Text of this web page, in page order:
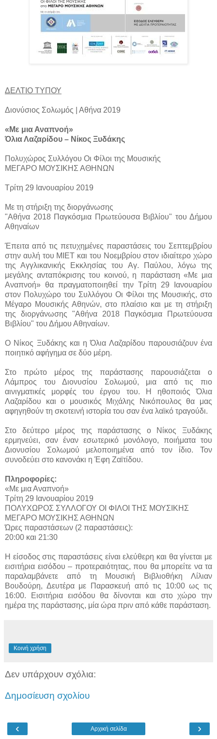
ΔΕΛΤΙΟ ΤΥΠΟΥ
Διονύσιος Σολωμός | Αθήνα 2019
«Με μια Αναπνοή»
Όλια Λαζαρίδου – Νίκος Ξυδάκης
Πολυχώρος Συλλόγου Οι Φίλοι της Μουσικής
ΜΕΓΑΡΟ ΜΟΥΣΙΚΗΣ ΑΘΗΝΩΝ
Τρίτη 29 Ιανουαρίου 2019
Με τη στήριξη της διοργάνωσης
"Αθήνα 2018 Παγκόσμια Πρωτεύουσα Βιβλίου" του Δήμου
Αθηναίων
Έπειτα από τις πετυχημένες παραστάσεις του Σεπτεμβρίου
στην αυλή του ΜΙΕΤ και του Νοεμβρίου στον ιδιαίτερο χώρο
της Αγγλικανικής Εκκλησίας του Αγ. Παύλου, λόγω της
μεγάλης ανταπόκρισης του κοινού, η παράσταση «Με μια
Αναπνοή» θα πραγματοποιηθεί την Τρίτη 29 Ιανουαρίου
στον Πολυχώρο του Συλλόγου Οι Φίλοι της Μουσικής, στο
Μέγαρο Μουσικής Αθηνών, στο πλαίσιο και με τη στήριξη
της διοργάνωσης "Αθήνα 2018 Παγκόσμια Πρωτεύουσα
Βιβλίου" του Δήμου Αθηναίων.
Ο Νίκος Ξυδάκης και η Όλια Λαζαρίδου παρουσιάζουν ένα
ποιητικό αφήγημα σε δύο μέρη.
Στο πρώτο μέρος της παράστασης παρουσιάζεται ο
Λάμπρος του Διονυσίου Σολωμού, μια από τις πιο
αινιγματικές μορφές του έργου του. Η ηθοποιός Όλια
Λαζαρίδου και ο μουσικός Μιχάλης Νικόπουλος θα μας
αφηγηθούν τη σκοτεινή ιστορία του σαν ένα λαϊκό τραγούδι.
Στο δεύτερο μέρος της παράστασης ο Νίκος Ξυδάκης
ερμηνεύει, σαν έναν εσωτερικό μονόλογο, ποιήματα του
Διονυσίου Σολωμού μελοποιημένα από τον ίδιο. Τον
συνοδεύει στο κανονάκι η Έφη Ζαϊτίδου.
Πληροφορίες:
«Με μια Αναπνοή»
Τρίτη 29 Ιανουαρίου 2019
ΠΟΛΥΧΩΡΟΣ ΣΥΛΛΟΓΟΥ ΟΙ ΦΙΛΟΙ ΤΗΣ ΜΟΥΣΙΚΗΣ
ΜΕΓΑΡΟ ΜΟΥΣΙΚΗΣ ΑΘΗΝΩΝ
Ώρες παραστάσεων (2 παραστάσεις):
20:00 και 21:30
Η είσοδος στις παραστάσεις είναι ελεύθερη και θα γίνεται με
εισιτήρια εισόδου – προτεραιότητας, που θα μπορείτε να τα
παραλαμβάνετε από τη Μουσική Βιβλιοθήκη Λίλιαν
Βουδούρη, Δευτέρα με Παρασκευή από τις 10:00 ως τις
16:00. Εισιτήρια εισόδου θα δίνονται και στο χώρο την
ημέρα της παράστασης, μία ώρα πριν από κάθε παράσταση.
Κοινή χρήση
Δεν υπάρχουν σχόλια:
Δημοσίευση σχολίου
‹ ›
Αρχική σελίδα